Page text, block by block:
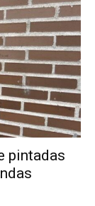
pintadas